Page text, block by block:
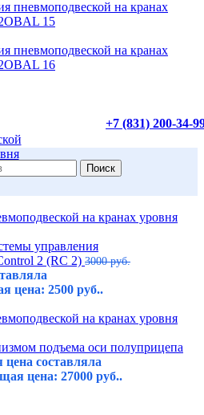
+7 (831) 200-34-
Поиск
управления
2 (RC 2) 3000руб.
цена: 2500 руб..
подъема оси полуприцепа
составляла
цена: 27000 руб..